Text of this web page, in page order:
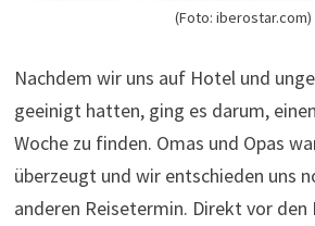
(Foto: iberostar.com)
Nachdem wir uns auf Hotel und
geeinigt hatten, ging es darum,
Woche zu finden. Omas und Opas
überzeugt und wir entschieden uns
anderen Reisetermin. Direkt vor den